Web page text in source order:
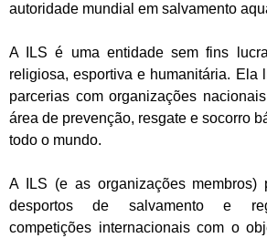
autoridade mundial em salvamento
A ILS é uma entidade sem fins
religiosa, esportiva e humanitária. Ela
parcerias com organizações
área de prevenção, resgate e socorro
todo o mundo.
A ILS (e as organizações membros)
desportos de salvamento e
competições internacionais com o